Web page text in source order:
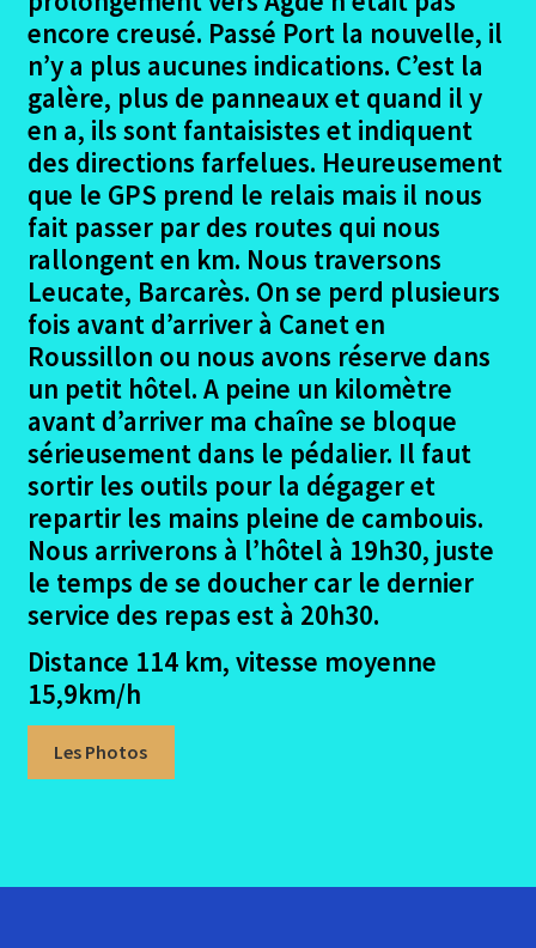
encore creusé. Passé Port la nouvelle, il
n’y a plus aucunes indications. C’est la
galère, plus de panneaux et quand il y
en a, ils sont fantaisistes et indiquent
des directions farfelues. Heureusement
que le GPS prend le relais mais il nous
fait passer par des routes qui nous
rallongent en km. Nous traversons
Leucate, Barcarès. On se perd plusieurs
fois avant d’arriver à Canet en
Roussillon ou nous avons réserve dans
un petit hôtel. A peine un kilomètre
avant d’arriver ma chaîne se bloque
sérieusement dans le pédalier. Il faut
sortir les outils pour la dégager et
repartir les mains pleine de cambouis.
Nous arriverons à l’hôtel à 19h30, juste
le temps de se doucher car le dernier
service des repas est à 20h30.
Distance 114 km, vitesse moyenne
15,9km/h
Les Photos